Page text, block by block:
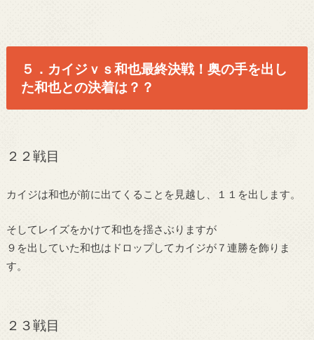
５．カイジｖｓ和也最終決戦！奥の手を出し
た和也との決着は？？
２２戦目
カイジは和也が前に出てくることを見越し、１１を出します。
そしてレイズをかけて和也を揺さぶりますが
９を出していた和也はドロップしてカイジが７連勝を飾りま
す。
２３戦目